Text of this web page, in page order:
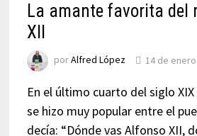
La amante favorita del
XII
porAlfred López 14 de
En el último cuarto del siglo
se hizo muy popular entre el
decía: “Dónde vas Alfonso XII,